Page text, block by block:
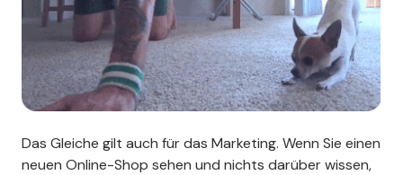
Das Gleiche gilt auch für das Marketing. Wenn Sie einen
neuen Online-Shop sehen und nichts darüber wissen,